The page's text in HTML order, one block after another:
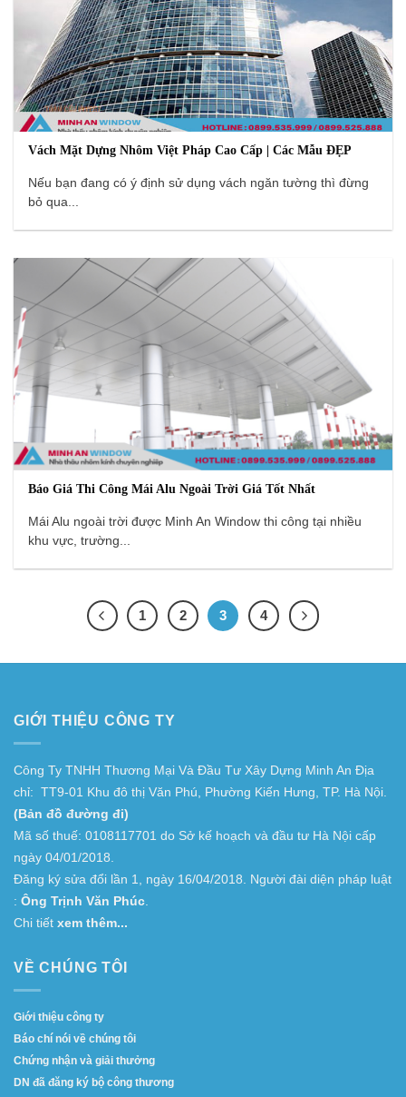
Vách Mặt Dựng Nhôm Việt Pháp Cao Cấp | Các Mẫu ĐẸP
Nếu bạn đang có ý định sử dụng vách ngăn tường thì đừng
bỏ qua...
Báo Giá Thi Công Mái Alu Ngoài Trời Giá Tốt Nhất
Mái Alu ngoài trời được Minh An Window thi công tại nhiều
khu vực, trường...
1 2 3 4
GIỚI THIỆU CÔNG TY
Công Ty TNHH Thương Mại Và Đầu Tư Xây Dựng Minh An Địa
chỉ: TT9-01 Khu đô thị Văn Phú, Phường Kiến Hưng, TP. Hà Nội.
(Bản đồ đường đi)
Mã số thuế: 0108117701 do Sở kế hoạch và đầu tư Hà Nội cấp
ngày 04/01/2018.
Đăng ký sửa đổi lần 1, ngày 16/04/2018. Người đài diện pháp luật
: Ông Trịnh Văn Phúc
Chi tiết xem thêm...
VỀ CHÚNG TÔI
Giới thiệu công ty
Báo chí nói về chúng tôi
Chứng nhận và giải thưởng
DN đã đăng ký bộ công thương